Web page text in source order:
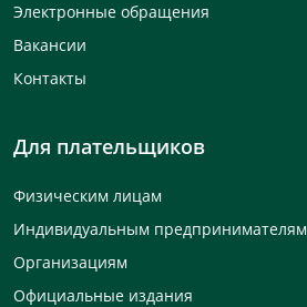
Электронные обращения
Вакансии
Контакты
Для плательщиков
Физическим лицам
Индивидуальным предпринимателям
Организациям
Официальные издания